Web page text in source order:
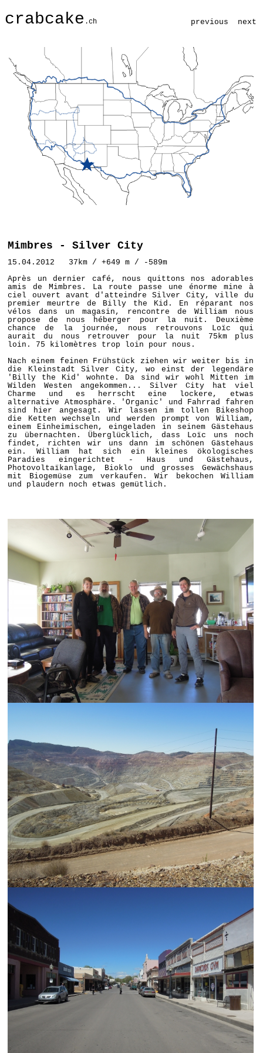
crabcake .ch previous next
Mimbres - Silver City
15.04.2012 37km / +649 m / -589m
Après un dernier café, nous quittons nos adorables
amis de Mimbres. La route passe une énorme mine à
ciel ouvert avant d'atteindre Silver City, ville du
premier meurtre de Billy the Kid. En réparant nos
vélos dans un magasin, rencontre de William nous
propose de nous héberger pour la nuit. Deuxième
chance de la journée, nous retrouvons Loïc qui
aurait du nous retrouver pour la nuit 75km plus
loin. 75 kilomètres trop loin pour nous.
Nach einem feinen Frühstück ziehen wir weiter bis in
die Kleinstadt Silver City, wo einst der legendäre
'Billy the Kid' wohnte. Da sind wir wohl Mitten im
Wilden Westen angekommen... Silver City hat viel
Charme und es herrscht eine lockere, etwas
alternative Atmosphäre. 'Organic' und Fahrrad fahren
sind hier angesagt. Wir lassen im tollen Bikeshop
die Ketten wechseln und werden prompt von William,
einem Einheimischen, eingeladen in seinem Gästehaus
zu übernachten. Überglücklich, dass Loïc uns noch
findet, richten wir uns dann im schönen Gästehaus
ein. William hat sich ein kleines ökologisches
Paradies eingerichtet - Haus und Gästehaus,
Photovoltaïkanlage, Bioklo und grosses Gewächshaus
mit Biogemüse zum verkaufen. Wir bekochen William
und plaudern noch etwas gemütlich.